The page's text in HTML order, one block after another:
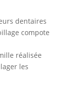
dentaires
compote
réalisée
les